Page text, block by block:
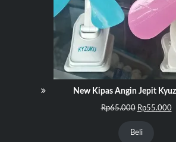
New Kipas Angin Jepit
Rp65.000 Harga
adalah:
Rp55.000
Beli